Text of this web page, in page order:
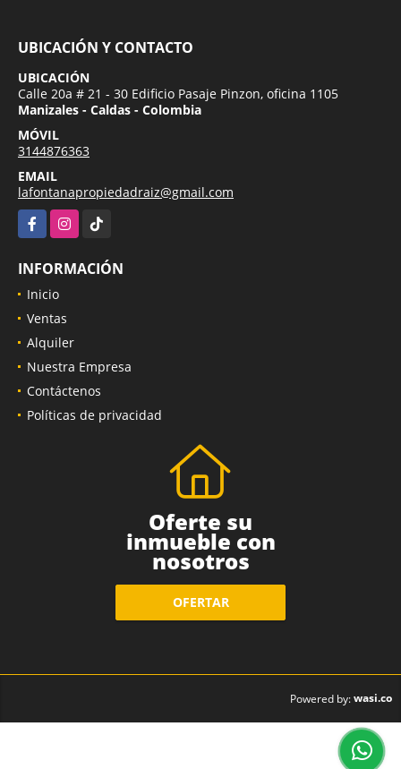
UBICACIÓN Y CONTACTO
UBICACIÓN
Calle 20a # 21 - 30 Edificio Pasaje Pinzon, oficina 1105
Manizales - Caldas - Colombia
MÓVIL
3144876363
EMAIL
lafontanapropiedadraiz@gmail.com
FacebookInstagramTikTok
INFORMACIÓN
Inicio
Ventas
Alquiler
Nuestra Empresa
Contáctenos
Políticas de privacidad
Oferte su
inmueble con
nosotros
OFERTAR
Powered by:wasi.co